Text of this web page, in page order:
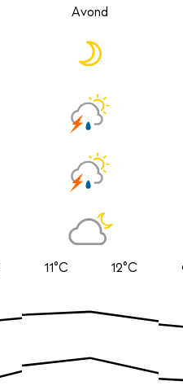
Avond
11°C 12°C